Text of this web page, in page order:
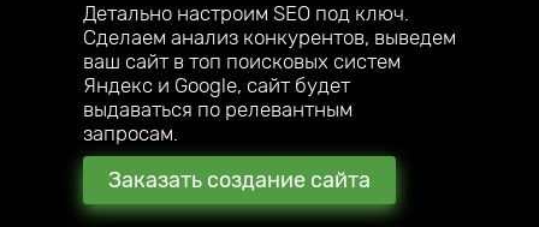
Детально настроим SEO под ключ.
Сделаем анализ конкурентов, выведем
ваш сайт в топ поисковых систем
Яндекс и Google, сайт будет
выдаваться по релевантным
запросам.
Заказать создание сайта